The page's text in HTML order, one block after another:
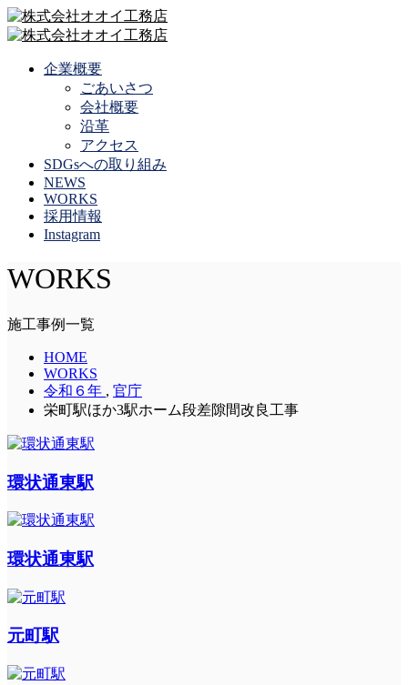
企業概要
ごあいさつ
会社概要
沿革
アクセス
SDGsへの取り組み
NEWS
WORKS
採用情報
Instagram
WORKS
施工事例一覧
HOME
WORKS
令和６年 , 官庁
栄町駅ほか3駅ホーム段差隙間改良工事
環状通東駅
環状通東駅
元町駅